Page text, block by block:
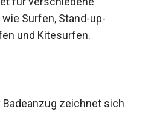
für verschiedene
Surfen, Stand-up-
und Kitesurfen.
Badeanzug zeichnet sich